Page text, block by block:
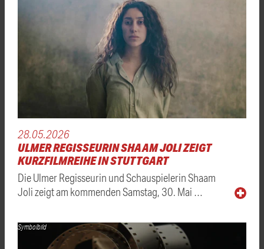
28.05.2026
ULMER REGISSEURIN SHAAM JOLI ZEIGT
KURZFILMREIHE IN STUTTGART
Die Ulmer Regisseurin und Schauspielerin Shaam
Joli zeigt am kommenden Samstag, 30. Mai …
Symbolbild